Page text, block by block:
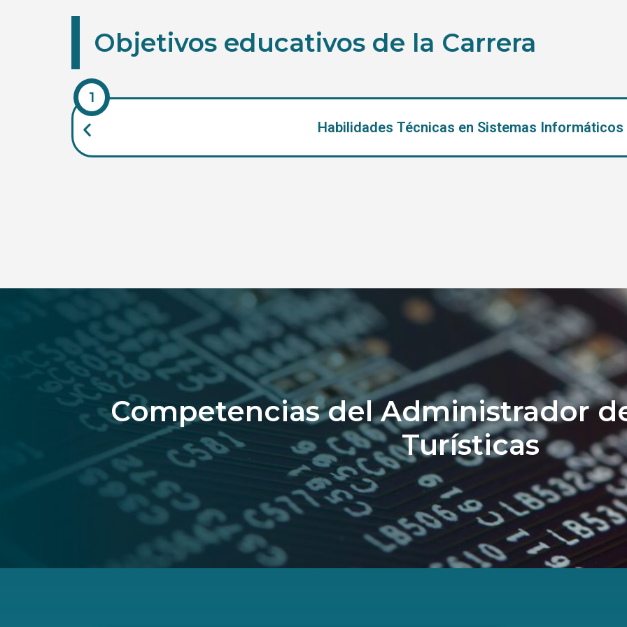
Objetivos educativos de la Carrera
1
Habilidades Técnicas en Sistemas Informáticos
Competencias del Administrador
Turísticas